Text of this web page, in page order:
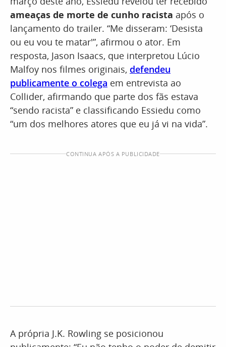
ameaças de morte de cunho racista após o
lançamento do trailer. “Me disseram: ‘Desista
ou eu vou te matar'”, afirmou o ator. Em
resposta, Jason Isaacs, que interpretou Lúcio
Malfoy nos filmes originais, defendeu
publicamente o colega em entrevista ao
Collider, afirmando que parte dos fãs estava
“sendo racista” e classificando Essiedu como
“um dos melhores atores que eu já vi na vida”.
CONTINUA APÓS A PUBLICIDADE
A própria J.K. Rowling se posicionou